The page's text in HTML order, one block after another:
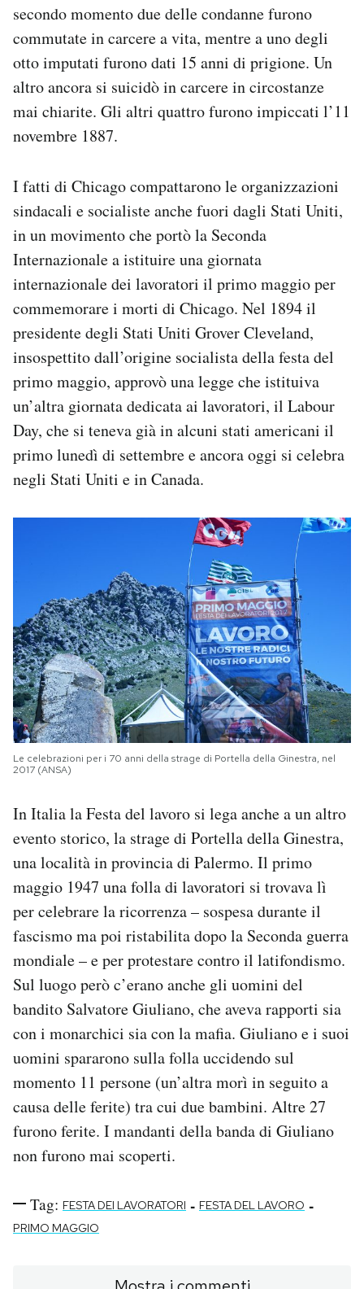
secondo momento due delle condanne furono
commutate in carcere a vita, mentre a uno degli
otto imputati furono dati 15 anni di prigione. Un
altro ancora si suicidò in carcere in circostanze
mai chiarite. Gli altri quattro furono impiccati l’11
novembre 1887.
I fatti di Chicago compattarono le organizzazioni
sindacali e socialiste anche fuori dagli Stati Uniti,
in un movimento che portò la Seconda
Internazionale a istituire una giornata
internazionale dei lavoratori il primo maggio per
commemorare i morti di Chicago. Nel 1894 il
presidente degli Stati Uniti Grover Cleveland,
insospettito dall’origine socialista della festa del
primo maggio, approvò una legge che istituiva
un’altra giornata dedicata ai lavoratori, il Labour
Day, che si teneva già in alcuni stati americani il
primo lunedì di settembre e ancora oggi si celebra
negli Stati Uniti e in Canada.
Le celebrazioni per i 70 anni della strage di Portella della Ginestra, nel
2017 (ANSA)
In Italia la Festa del lavoro si lega anche a un altro
evento storico, la strage di Portella della Ginestra,
una località in provincia di Palermo. Il primo
maggio 1947 una folla di lavoratori si trovava lì
per celebrare la ricorrenza – sospesa durante il
fascismo ma poi ristabilita dopo la Seconda guerra
mondiale – e per protestare contro il latifondismo.
Sul luogo però c’erano anche gli uomini del
bandito Salvatore Giuliano, che aveva rapporti sia
con i monarchici sia con la mafia. Giuliano e i suoi
uomini spararono sulla folla uccidendo sul
momento 11 persone (un’altra morì in seguito a
causa delle ferite) tra cui due bambini. Altre 27
furono ferite. I mandanti della banda di Giuliano
non furono mai scoperti.
Tag: FESTA DEI LAVORATORI - FESTA DEL LAVORO -
PRIMO MAGGIO